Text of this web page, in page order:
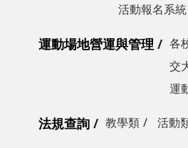
活動報名系統
運動場地營運與管理 各
交
運
法規查詢 教學類 活動